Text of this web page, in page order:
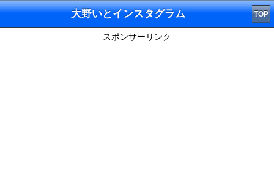
大野いとインスタグラム TOP
スポンサーリンク